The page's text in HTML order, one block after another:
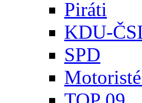
Piráti
KDU-
SPD